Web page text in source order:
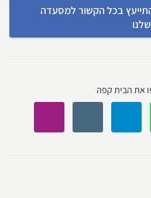
בכל הקשור למסעדה
את הבית קפה